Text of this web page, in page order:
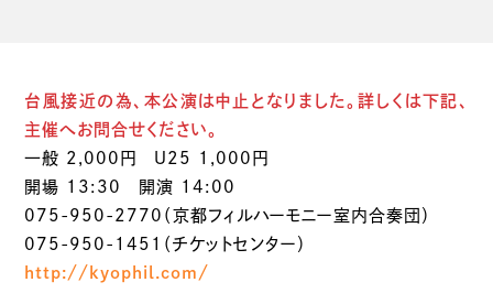
台風接近の為、本公演は中止となりました。詳しくは下記、
主催へお問合せください。
一般 2,000円 U25 1,000円
開場 13:30 開演 14:00
075-950-2770（京都フィルハーモニー室内合奏団）
075-950-1451（チケットセンター）
http://kyophil.com/